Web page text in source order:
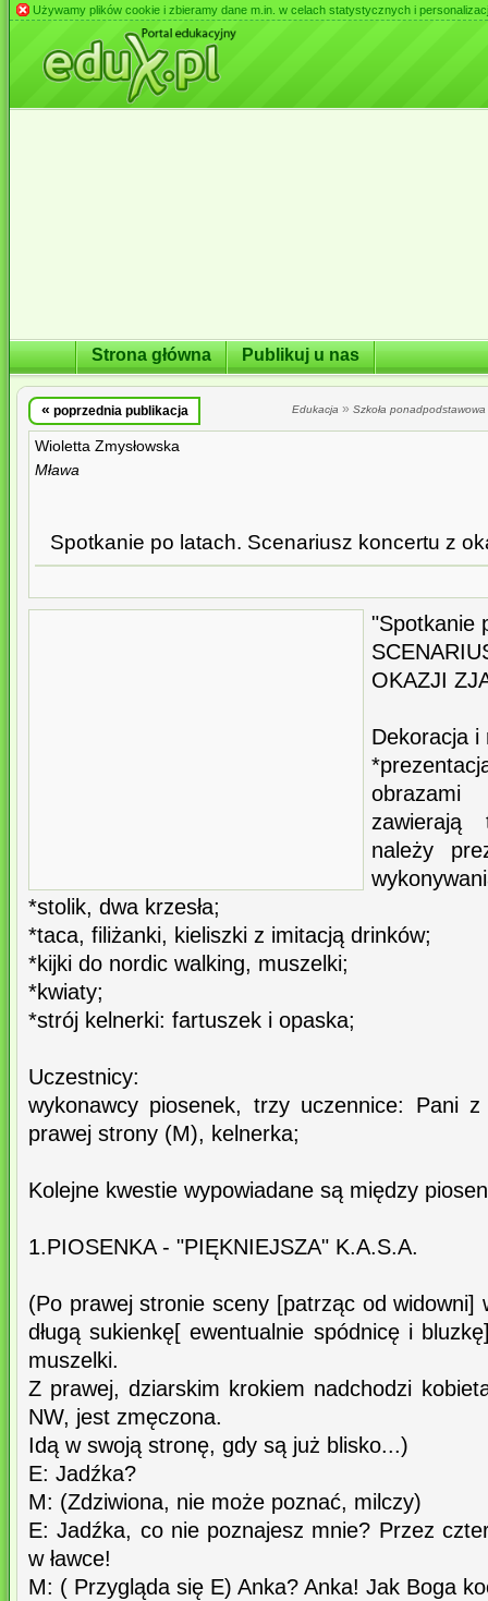
Używamy plików cookie i zbieramy dane m.in. w celach statystycznych i
Strona główna Publikuj u nas
« poprzednia publikacja Edukacja » Szkoła ponadpodstawowa
Wioletta Zmysłowska
Mława
Spotkanie po latach. Scenariusz koncertu z
"Spotkanie
OKAZJI
Dekoracja i
obrazami
zawierają
należy
*stolik, dwa krzesła;
*taca, filiżanki, kieliszki z imitacją drinków;
*kijki do nordic walking, muszelki;
*kwiaty;
*strój kelnerki: fartuszek i opaska;
Uczestnicy:
wykonawcy piosenek, trzy uczennice: Pani
prawej strony (M), kelnerka;
Kolejne kwestie wypowiadane są między
1.PIOSENKA - "PIĘKNIEJSZA" K.A.S.A.
(Po prawej stronie sceny [patrząc od widowni]
długą sukienkę[ ewentualnie spódnicę i
muszelki.
Z prawej, dziarskim krokiem nadchodzi
NW, jest zmęczona.
Idą w swoją stronę, gdy są już blisko...)
E: Jadźka?
M: (Zdziwiona, nie może poznać, milczy)
E: Jadźka, co nie poznajesz mnie? Przez
w ławce!
M: ( Przygląda się E) Anka? Anka! Jak Boga